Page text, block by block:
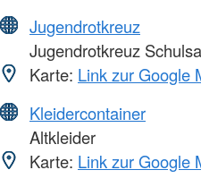
Jugendrotkreuz
Jugendrotkreuz
Karte: Link zur Google
Kleidercontainer
Altkleider
Karte: Link zur Google